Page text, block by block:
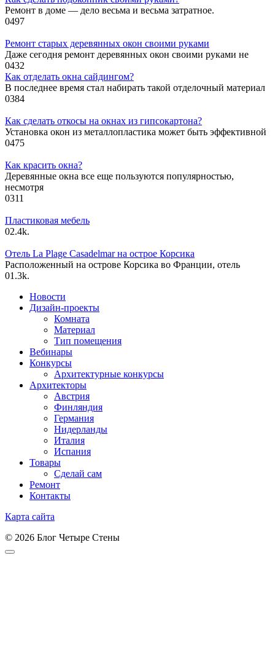
Ремонт в доме — дело весьма и весьма затратное.
0497
Ремонт старых деревянных окон своими руками
Даже сегодня ремонт деревянных окон своими руками не
0432
Как отделать окна сайдингом?
В последнее время стал набирать такой отделочный материал
0384
Как сделать откосы на окнах из гипсокартона?
Установка окон из металлопластика может быть эффективной
0475
Как красить окна?
Деревянные окна все еще пользуются популярностью,
несмотря
0311
Пластиковая мебель
02.4k.
Отель La Plage Casadelmar на острое Корсика
Расположенный на острове Корсика во Франции, отель
01.3k.
Новости
Дизайн-проекты
Комната
Материал
Тип помещения
Вебинары
Конкурсы
Архитектурные конкурсы
Архитекторы
Австрия
Финляндия
Германия
Нидерланды
Италия
Испания
Товары
Сделай сам
Ремонт
Контакты
Карта сайта
© 2026 Блог Четыре Стены